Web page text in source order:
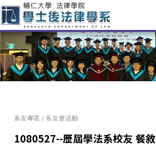
系友專區 / 系友會活動
1080527--歷屆學法系校友 餐敘